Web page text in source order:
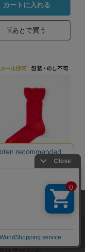
カートに入れる
あとで買う
限定】しめつ
いくつしたウー
カーレット
属性情報などの取得およ
用いたします。詳細に